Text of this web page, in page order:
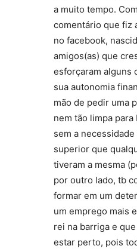
a muito tempo.
comentário que fiz
no facebook,
amigos(as) que
esforçaram alguns
sua autonomia
mão de pedir uma
nem tão limpa
sem a
superior que
tiveram a mesma
por outro lado, tb
formar em um
um emprego mais
rei na barriga e
estar perto, pois